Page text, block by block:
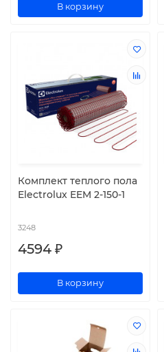
В корзину
Комплект теплого пола
Electrolux EEM 2-150-1
3248
4594 ₽
В корзину